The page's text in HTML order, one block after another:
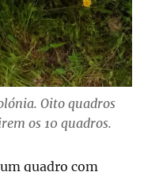
Oito quadros
os 10 quadros.
quadro com